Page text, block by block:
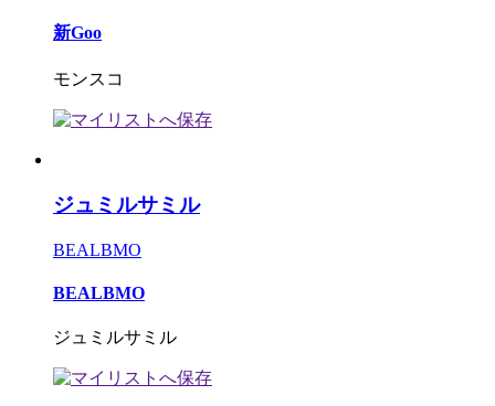
新Goo
モンスコ
ジュミルサミル
BEALBMO
BEALBMO
ジュミルサミル